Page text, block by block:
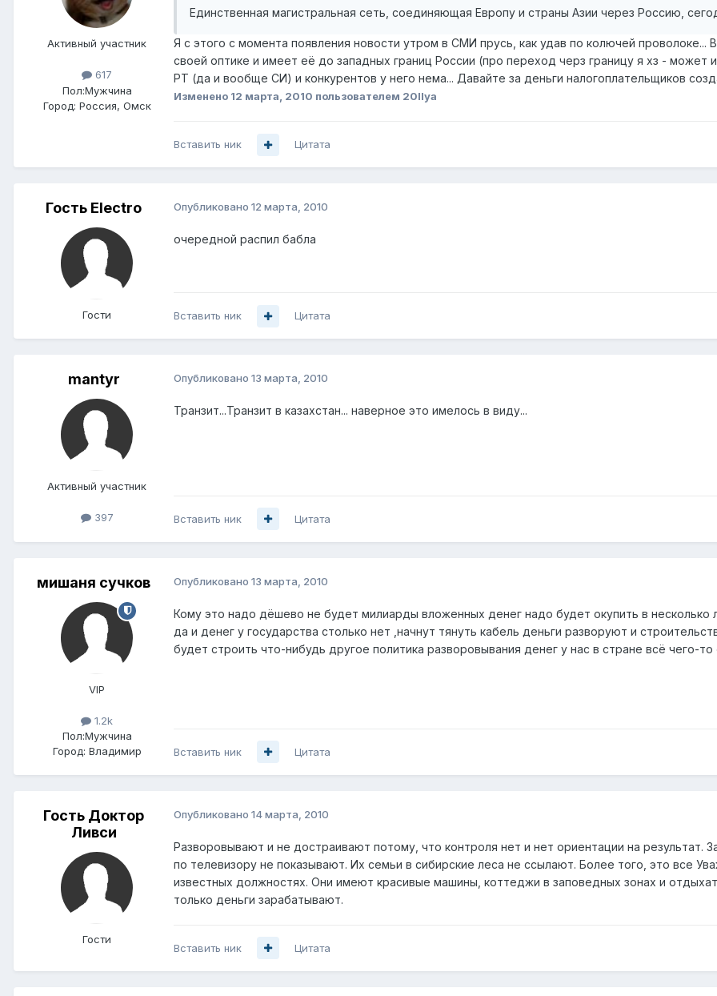
Активный участник
617
Пол:Мужчина
Город: Россия, Омск
Единственная магистральная сеть, соединяющая Европу и страны Азии через Россию,
Я с этого с момента появления новости утром в СМИ прусь, как удав по колючей
своей оптике и имеет её до западных границ России (про переход черз границу я хз -
РТ (да и вообще СИ) и конкурентов у него нема... Давайте за деньги налогоплательщиков
Изменено 12 марта, 2010 пользователем 20Ilya
Вставить ник Цитата
Гость Electro
Гости
Опубликовано 12 марта, 2010
очередной распил бабла
Вставить ник Цитата
mantyr
Активный участник
397
Опубликовано 13 марта, 2010
Транзит...Транзит в казахстан... наверное это имелось в виду...
Вставить ник Цитата
мишаня сучков
VIP
1.2k
Пол:Мужчина
Город: Владимир
Опубликовано 13 марта, 2010
Кому это надо дёшево не будет милиарды вложенных денег надо будет окупить в несколько
да и денег у государства столько нет ,начнут тянуть кабель деньги разворуют и
будет строить что-нибудь другое политика разворовывания денег у нас в стране всё чего-
Вставить ник Цитата
Гость Доктор
Ливси
Гости
Опубликовано 14 марта, 2010
Разворовывают и не достраивают потому, что контроля нет и нет ориентации на результат.
по телевизору не показывают. Их семьи в сибирские леса не ссылают. Более того, это все
известных должностях. Они имеют красивые машины, коттеджи в заповедных зонах и
только деньги зарабатывают.
Вставить ник Цитата